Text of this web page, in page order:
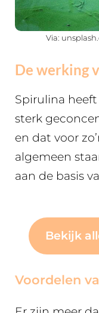
Via:
De werking
Spirulina
sterk
en dat voor
algemeen
aan de basis
Bekijk
Voordelen